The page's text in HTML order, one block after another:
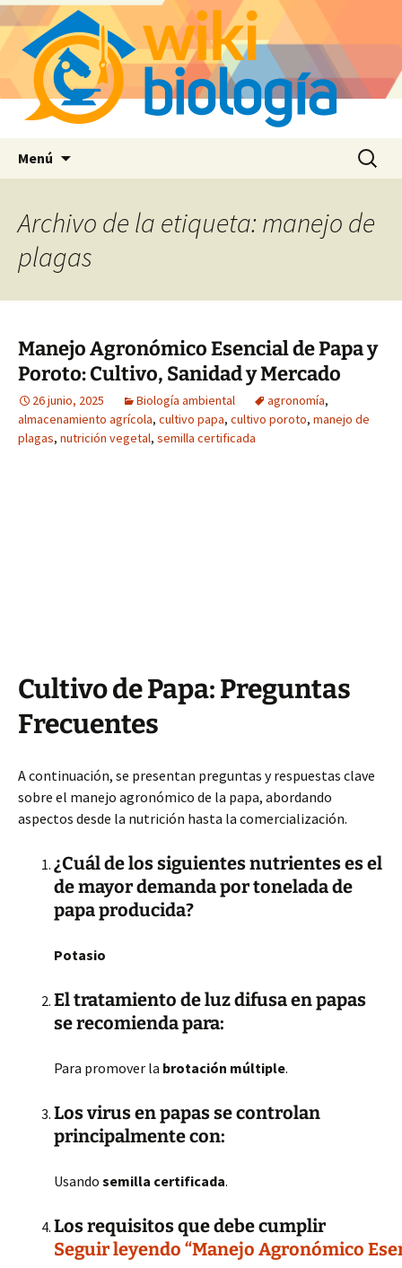
Menú Buscar:
Archivo de la etiqueta: manejo de
plagas
Manejo Agronómico Esencial de Papa y
Poroto: Cultivo, Sanidad y Mercado
26 junio, 2025 Biología ambiental agronomía,
almacenamiento agrícola, cultivo papa, cultivo poroto, manejo de
plagas, nutrición vegetal, semilla certificada
Cultivo de Papa: Preguntas
Frecuentes
A continuación, se presentan preguntas y respuestas clave
sobre el manejo agronómico de la papa, abordando
aspectos desde la nutrición hasta la comercialización.
¿Cuál de los siguientes nutrientes es el
de mayor demanda por tonelada de
papa producida?
Potasio
El tratamiento de luz difusa en papas
se recomienda para:
Para promover la brotación múltiple.
Los virus en papas se controlan
principalmente con:
Usando semilla certificada.
Los requisitos que debe cumplir
Seguir leyendo “Manejo Agronómico